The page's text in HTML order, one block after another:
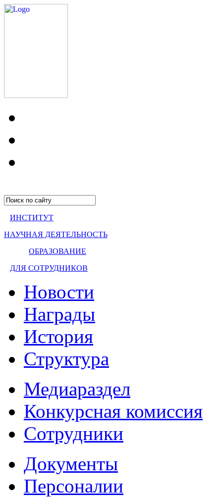
ИНСТИТУТ
НАУЧНАЯ ДЕЯТЕЛЬНОСТЬ
ОБРАЗОВАНИЕ
ДЛЯ СОТРУДНИКОВ
Новости
Награды
История
Структура
Медиараздел
Конкурсная комиссия
Сотрудники
Документы
Персоналии